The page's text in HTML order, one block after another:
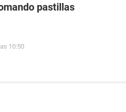
pastillas
10:50